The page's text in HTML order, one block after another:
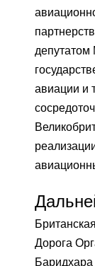
авиации и
Дорога
Баридхара